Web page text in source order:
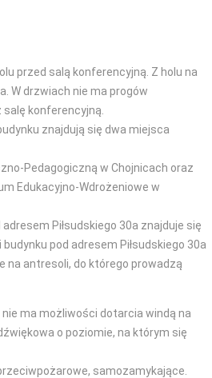
przed salą konferencyjną. Z holu na
W drzwiach nie ma progów
konferencyjną.
znajdują się dwa miejsca
Pedagogiczną w Chojnicach oraz
Edukacyjno-Wdrożeniowe w
Piłsudskiego 30a znajduje się
pod adresem Piłsudskiego 30a
na antresoli, do którego prowadzą
ma możliwości dotarcia windą na
o poziomie, na którym się
samozamykające.